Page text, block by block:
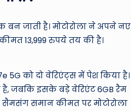
d
जाती है। मोटोरोला ने अपने नए
13,999 रुपये तय की है।
5G को दो वेरिएंट्स में पेश किया है।
जबकि इसके बड़े वेरिएंट 6GB रैम
सैमसंग समान कीमत पर मोटोरोला